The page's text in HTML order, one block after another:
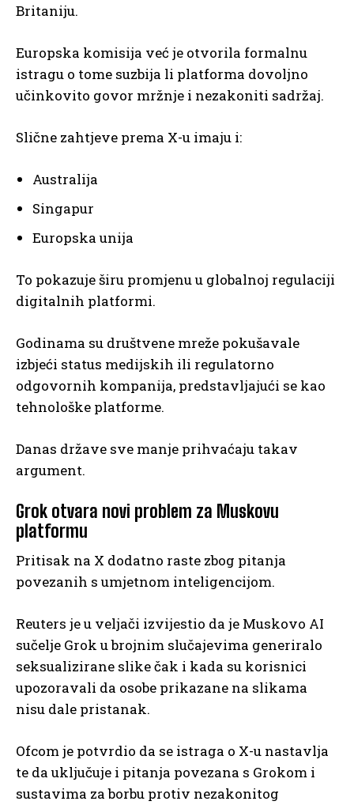
Britaniju.
Europska komisija već je otvorila formalnu
istragu o tome suzbija li platforma dovoljno
učinkovito govor mržnje i nezakoniti sadržaj.
Slične zahtjeve prema X-u imaju i:
Australija
Singapur
Europska unija
To pokazuje širu promjenu u globalnoj regulaciji
digitalnih platformi.
Godinama su društvene mreže pokušavale
izbjeći status medijskih ili regulatorno
odgovornih kompanija, predstavljajući se kao
tehnološke platforme.
Danas države sve manje prihvaćaju takav
argument.
Grok otvara novi problem za Muskovu
platformu
Pritisak na X dodatno raste zbog pitanja
povezanih s umjetnom inteligencijom.
Reuters je u veljači izvijestio da je Muskovo AI
sučelje Grok u brojnim slučajevima generiralo
seksualizirane slike čak i kada su korisnici
upozoravali da osobe prikazane na slikama
nisu dale pristanak.
Ofcom je potvrdio da se istraga o X-u nastavlja
te da uključuje i pitanja povezana s Grokom i
sustavima za borbu protiv nezakonitog